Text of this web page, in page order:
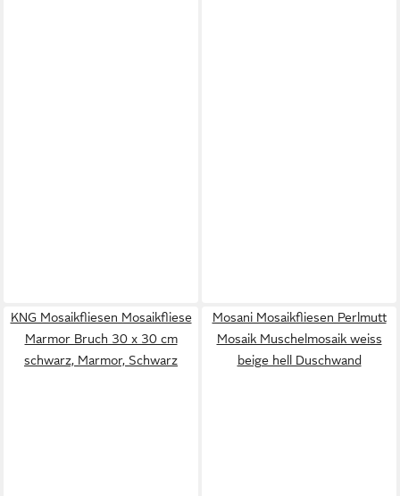
KNG Mosaikfliesen Mosaikfliese
Marmor Bruch 30 x 30 cm
schwarz, Marmor, Schwarz
Mosani Mosaikfliesen Perlmutt
Mosaik Muschelmosaik weiss
beige hell Duschwand